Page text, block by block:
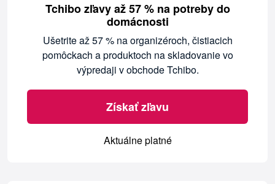
Tchibo zľavy až 57 % na potreby do
domácnosti
Ušetrite až 57 % na organizéroch, čistiacich
pomôckach a produktoch na skladovanie vo
výpredaji v obchode Tchibo.
Získať zľavu
Aktuálne platné